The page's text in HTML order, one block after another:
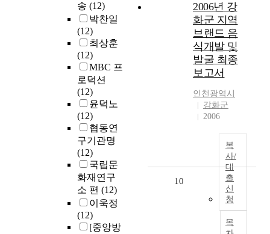
송 (12)
박찬일
(12)
최상훈
(12)
MBC 프
로덕션
(12)
윤덕노
(12)
협동연
구기관명
(12)
국립문
화재연구
소 편 (12)
이욱정
(12)
[중앙방
2006년 강
화군 지역
브랜드 음
식개발 및
발굴 최종
보고서
인천광역시
강화군
2006
복
사/
대
출
신
청
목
10